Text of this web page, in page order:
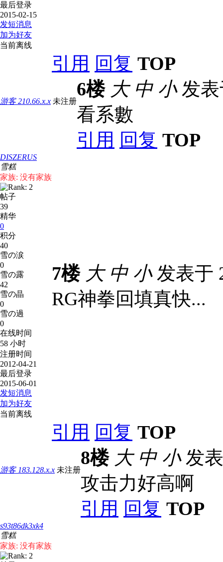
最后登录
2015-02-15
发短消息
加为好友
当前离线
引用 回复 TOP
游客210.66.x.x 未注册
6楼 大 中 小发表
看系數
引用 回复 TOP
DISZERUS
雪糕
家族: 没有家族
帖子
39
精华
0
积分
40
雪の涙
0
雪の露
42
雪の晶
0
雪の過
0
在线时间
58 小时
注册时间
2012-04-21
最后登录
2015-06-01
发短消息
加为好友
当前离线
7楼 大 中 小发表于
RG神拳回填真快...
引用 回复 TOP
游客 183.128.x.x 未注册
8楼 大 中 小发表
攻击力好高啊
引用 回复 TOP
s93t86dk3xk4
雪糕
家族: 没有家族